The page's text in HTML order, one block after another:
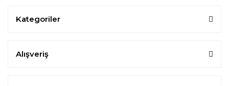
Kategoriler
Alışveriş